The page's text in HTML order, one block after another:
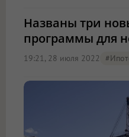
Названы три
программы для
19:21, 28 июля 2022